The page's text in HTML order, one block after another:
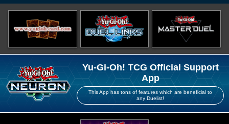
Yu-Gi-Oh! TCG Official Support
App
This App has tons of features which are beneficial to
any Duelist!